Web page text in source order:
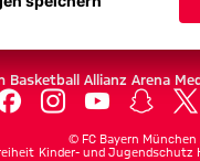
Basketball Allianz Arena
© FC Bayern München
Kinder- und Jugendschutz